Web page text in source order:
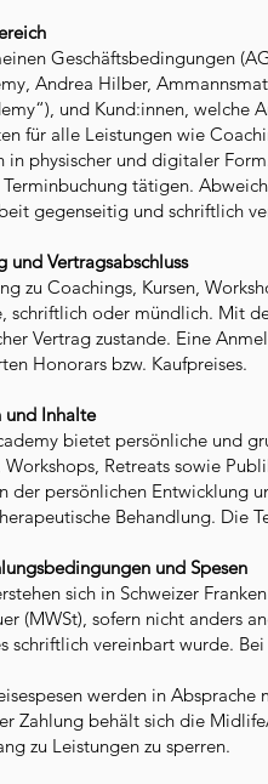
Geschäftsbedingungen
Andrea Hilber,
und Kund:innen, welche
für alle Leistungen wie
in physischer und digitaler
tätigen.
gegenseitig und schriftlich
und Vertragsabschluss
zu Coachings, Kursen,
schriftlich oder mündlich. Mit
Vertrag zustande. Eine
Honorars bzw. Kaufpreises.
und Inhalte
bietet persönliche und
Workshops, Retreats sowie
der persönlichen Entwicklung
Behandlung. Die
und Spesen
sich in Schweizer
(MWSt), sofern nicht anders
schriftlich vereinbart wurde.
werden in
Zahlung behält sich die
zu Leistungen zu sperren.